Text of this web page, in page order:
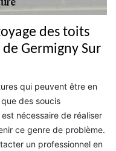
des toits
Germigny Sur
qui peuvent être en
des soucis
nécessaire de réaliser
ce genre de problème.
un professionnel en